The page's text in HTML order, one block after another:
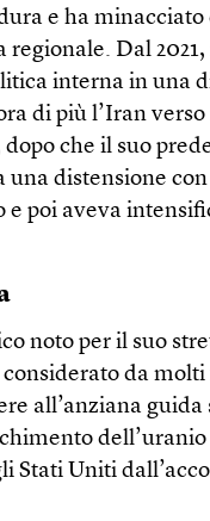
e ha
regionale. Dal
interna in una
di più l’Iran
che il suo
distensione
poi aveva
noto per il suo
da
all’anziana
Stati Uniti